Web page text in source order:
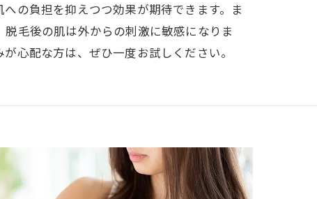
の負担を抑えつつ効果が期待できます。ま
毛後の肌は外からの刺激に敏感になりま
心配な方は、ぜひ一度お試しください。